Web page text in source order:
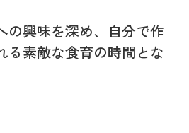
の興味を深め、自分で作
る素敵な食育の時間とな